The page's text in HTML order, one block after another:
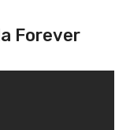
Forever